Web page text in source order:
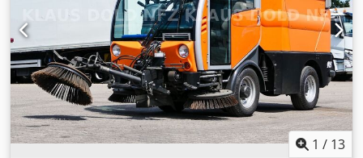
uns unter folgenden Rufnummern erreichen: Dodpjzq
Ipxofx Acmeck Wir sprechen: Deutsch, English, français
und ????? Schreibfehler, Irrtümer und Zwischenverkauf
vorbehalten.
1 / 13